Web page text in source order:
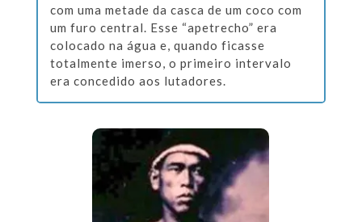
com uma metade da casca de um coco com
um furo central. Esse “apetrecho” era
colocado na água e, quando ficasse
totalmente imerso, o primeiro intervalo
era concedido aos lutadores.